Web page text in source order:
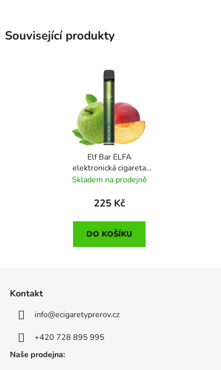
Související produkty
Elf Bar ELFA
elektronická cigareta
500mAh Apple Peach
Skladem na prodejně
225 Kč
DO KOŠÍKU
Kontakt
info@ecigaretyprerov.cz
+420 728 895 995
Naše prodejna: